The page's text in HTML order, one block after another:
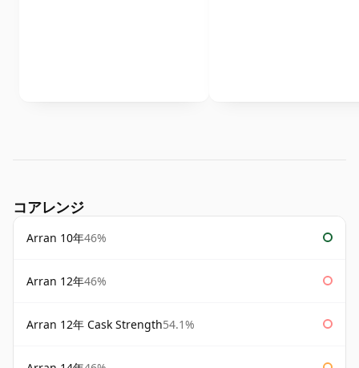
コアレンジ
Arran 10年46%
Arran 12年46%
Arran 12年 Cask Strength54.1%